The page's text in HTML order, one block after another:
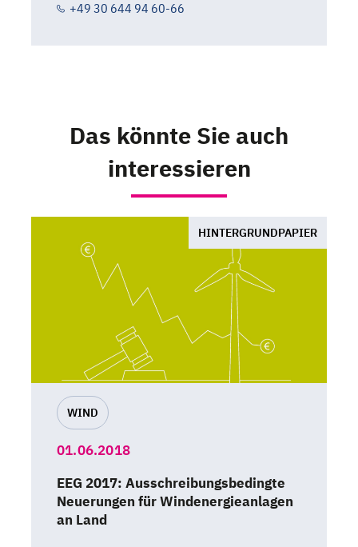
+49 30 644 94 60-66
Das könnte Sie auch
interessieren
HINTERGRUNDPAPIER
WIND
01.06.2018
EEG 2017: Ausschreibungsbedingte
Neuerungen für Windenergieanlagen
an Land